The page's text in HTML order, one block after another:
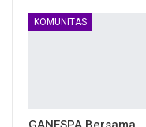
KOMUNITAS